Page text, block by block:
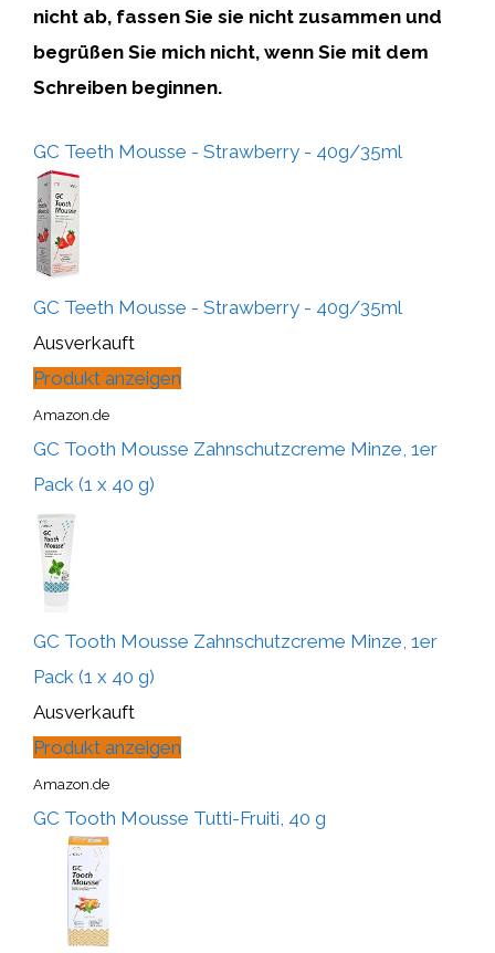
nicht ab, fassen Sie sie nicht zusammen und
begrüßen Sie mich nicht, wenn Sie mit dem
Schreiben beginnen.
GC Teeth Mousse - Strawberry - 40g/35ml
GC Teeth Mousse - Strawberry - 40g/35ml
Ausverkauft
Produkt anzeigen
Amazon.de
GC Tooth Mousse Zahnschutzcreme Minze, 1er
Pack (1 x 40 g)
GC Tooth Mousse Zahnschutzcreme Minze, 1er
Pack (1 x 40 g)
Ausverkauft
Produkt anzeigen
Amazon.de
GC Tooth Mousse Tutti-Fruiti, 40 g